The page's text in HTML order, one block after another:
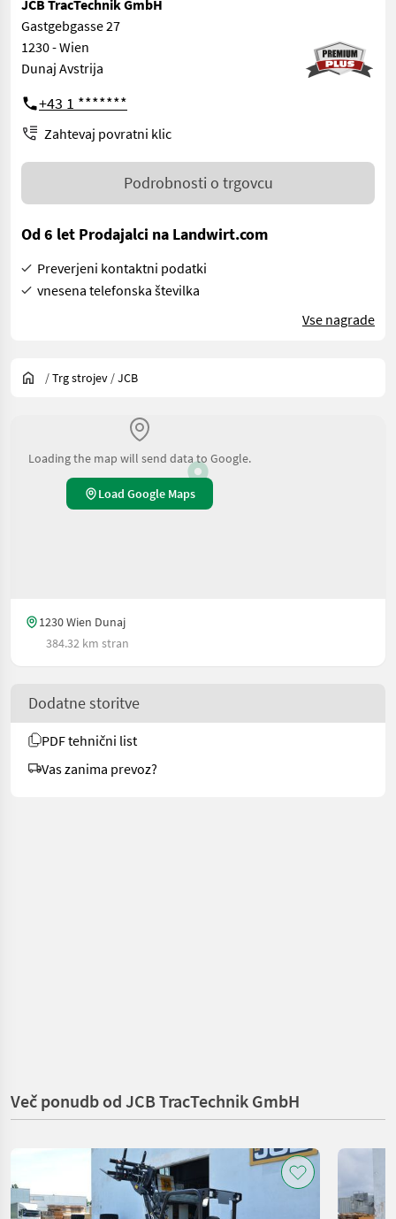
JCB TracTechnik GmbH
Gastgebgasse 27
1230 - Wien
Dunaj Avstrija
+43 1 *******
Zahtevaj povratni klic
Podrobnosti o trgovcu
Od 6 let Prodajalci na Landwirt.com
Preverjeni kontaktni podatki
vnesena telefonska številka
Vse nagrade
/Trg strojev /JCB
Loading the map will send data to Google.
Load Google Maps
1230 Wien Dunaj
384.32 km stran
Dodatne storitve
PDF tehnični list
Vas zanima prevoz?
Več ponudb od JCB TracTechnik GmbH